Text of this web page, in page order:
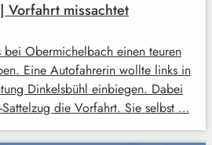
Vorfahrt missachtet
bei Obermichelbach einen teuren
Eine Autofahrerin wollte links in
Dinkelsbühl einbiegen. Dabei
die Vorfahrt. Sie selbst …